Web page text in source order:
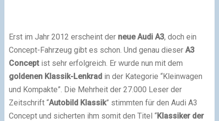
Erst im Jahr 2012 erscheint der neue Audi A3, doch ein
Concept-Fahrzeug gibt es schon. Und genau dieser A3
Conceptist sehr erfolgreich. Er wurde nun mit dem
goldenen Klassik-Lenkradin der Kategorie “Kleinwagen
und Kompakte”. Die Mehrheit der 27.000 Leser der
Zeitschrift “Autobild Klassik” stimmten für den Audi A3
Concept und sicherten ihm somit den Titel “Klassiker der